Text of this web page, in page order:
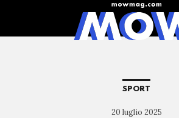
SPORT
20 luglio 2025